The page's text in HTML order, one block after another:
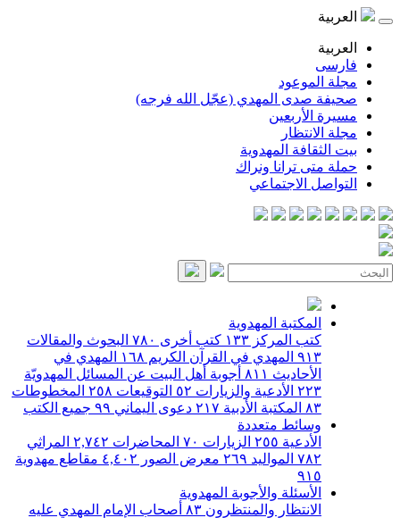
العربية
العربية
فارسی
مجلة الموعود
صحيفة صدى المهدي (عجّل الله فرجه)
مسيرة الأربعين
مجلة الانتظار
بيت الثقافة المهدوية
حملة متى ترانا ونراك
التواصل الاجتماعي
المكتبة المهدوية
كتب المركز ١٣٣ كتب أخرى ٧٨٠ البحوث والمقالات
٩١٣ المهدي في القرآن الكريم ١٦٨
المهدي في
الأحاديث ٨١١ أجوبة أهل البيت عن المسائل المهدويّة
٢٢٣ الأدعية والزيارات ٥٢ التوقيعات ٢٥٨ المخطوطات
٨٣ المكتبة الأدبية ٢١٧ دعوى اليماني ٩٩ جميع الكتب
وسائط متعددة
الأدعية ٢٥٥ الزيارات ٧٠ المحاضرات ٢,٧٤٢ المراثي
٧٨٢ المواليد ٢٦٩ معرض الصور ٤,٤٠٢ مقاطع مهدوية
٩١٥
الأسئلة والأجوبة المهدوية
الانتظار والمنتظرون ٨٣ أصحاب الإمام المهدي عليه